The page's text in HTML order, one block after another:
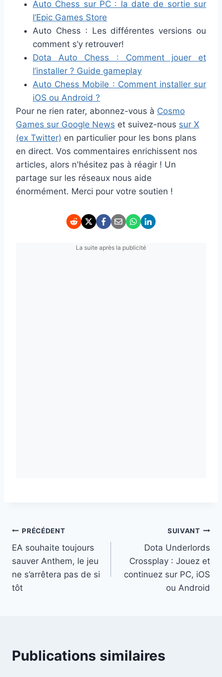
Auto Chess sur PC : la date de sortie sur
l’Epic Games Store
Auto Chess : Les différentes versions ou
comment s’y retrouver!
Dota Auto Chess : Comment jouer et
l’installer ? Guide gameplay
Auto Chess Mobile : Comment installer sur
iOS ou Android ?
Pour ne rien rater, abonnez-vous à Cosmo
Games sur Google News et suivez-nous sur X
(ex Twitter) en particulier pour les bons plans
en direct. Vos commentaires enrichissent nos
articles, alors n'hésitez pas à réagir ! Un
partage sur les réseaux nous aide
énormément. Merci pour votre soutien !
La suite après la publicité
Navigation
de
l’article
PRÉCÉDENT
EA souhaite toujours
sauver Anthem, le jeu
ne s’arrêtera pas de si
tôt
SUIVANT
Dota Underlords
Crossplay : Jouez et
continuez sur PC, iOS
ou Android
Publications similaires